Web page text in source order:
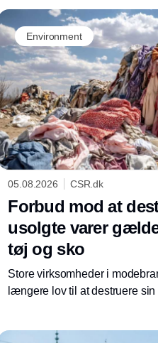
Environment
05.08.2026 CSR.dk
Forbud mod at
usolgte varer
tøj og sko
Store virksomheder i
længere lov til at destruere sin